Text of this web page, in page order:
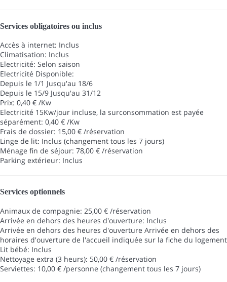
Services obligatoires ou inclus
Accès à internet: Inclus
Climatisation: Inclus
Electricité: Selon saison
Electricité Disponible:
Depuis le 1/1 Jusqu'au 18/6
Depuis le 15/9 Jusqu'au 31/12
Prix: 0,40 € /Kw
Electricité 15Kw/jour incluse, la surconsommation est payée
séparément: 0,40 € /Kw
Frais de dossier: 15,00 € /réservation
Linge de lit: Inclus (changement tous les 7 jours)
Ménage fin de séjour: 78,00 € /réservation
Parking extérieur: Inclus
Services optionnels
Animaux de compagnie: 25,00 € /réservation
Arrivée en dehors des heures d'ouverture: Inclus
Arrivée en dehors des heures d'ouverture Arrivée en dehors des
horaires d'ouverture de l'accueil indiquée sur la fiche du logement
Lit bébé: Inclus
Nettoyage extra (3 heurs): 50,00 € /réservation
Serviettes: 10,00 € /personne (changement tous les 7 jours)